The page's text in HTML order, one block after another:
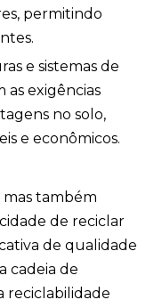
permitindo
e sistemas de
as exigências
no solo,
e econômicos.
mas também
de reciclar
de qualidade
cadeia de
reciclabilidade